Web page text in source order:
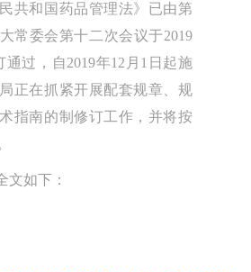
共和国药品管理法》已由第
常委会第十二次会议于2019
通过，自2019年12月1日起施
正在抓紧开展配套规章、规
指南的制修订工作，并将按
文如下：